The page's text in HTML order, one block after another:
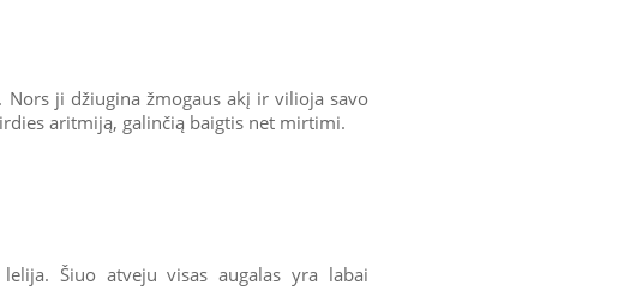
Nors ji džiugina žmogaus akį ir vilioja savo
aritmiją, galinčią baigtis net mirtimi.
Šiuo atveju visas augalas yra labai